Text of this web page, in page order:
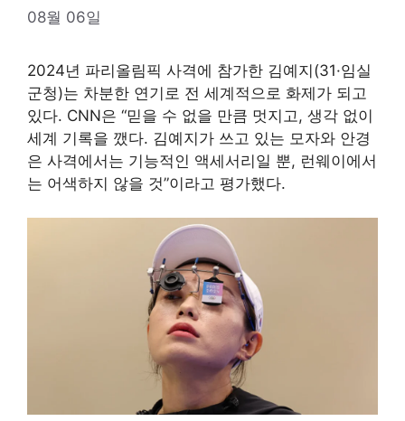
08월 06일
2024년 파리올림픽 사격에 참가한 김예지(31·임실
군청)는 차분한 연기로 전 세계적으로 화제가 되고
있다. CNN은 “믿을 수 없을 만큼 멋지고, 생각 없이
세계 기록을 깼다. 김예지가 쓰고 있는 모자와 안경
은 사격에서는 기능적인 액세서리일 뿐, 런웨이에서
는 어색하지 않을 것”이라고 평가했다.